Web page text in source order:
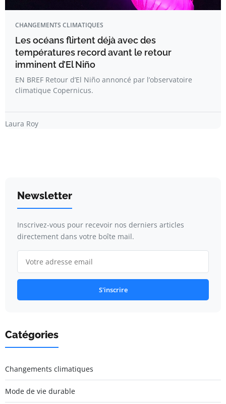
CHANGEMENTS CLIMATIQUES
Les océans flirtent déjà avec des
températures record avant le retour
imminent d’El Niño
EN BREF Retour d’El Niño annoncé par l’observatoire
climatique Copernicus.
Laura Roy
Newsletter
Inscrivez-vous pour recevoir nos derniers articles
directement dans votre boîte mail.
S'inscrire
Catégories
Changements climatiques
Mode de vie durable